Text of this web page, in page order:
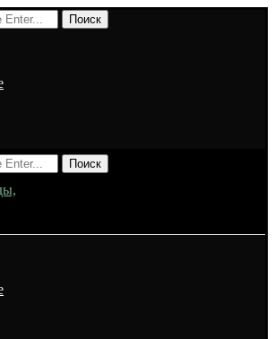
Поиск
Поиск